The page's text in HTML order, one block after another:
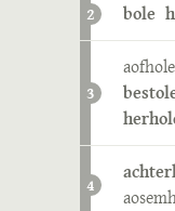
2 bole
3
aofhole
4